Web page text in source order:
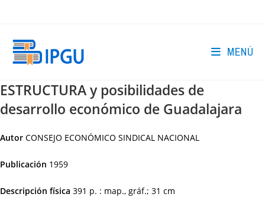
MENÚ
ESTRUCTURA y posibilidades de
desarrollo económico de Guadalajara
Autor CONSEJO ECONÓMICO SINDICAL NACIONAL
Publicación 1959
Descripción física 391 p. : map., gráf.; 31 cm